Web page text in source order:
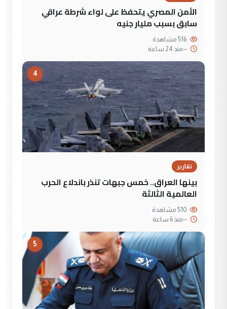
الأمن المصري يتحفظ على لواء شرطة عراقي
سابق بسبب مليار جنيه
--منذ 24 ساعة
4
تقارير
بينها العراق.. خمس جبهات تنذر باندلاع الحرب
العالمية الثالثة
--منذ 6 ساعة
5